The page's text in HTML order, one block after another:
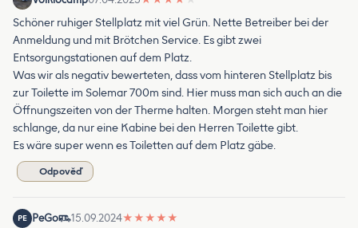
Schöner ruhiger Stellplatz mit viel Grün. Nette Betreiber bei der
Anmeldung und mit Brötchen Service. Es gibt zwei
Entsorgungstationen auf dem Platz.
Was wir als negativ bewerteten, dass vom hinteren Stellplatz bis
zur Toilette im Solemar 700m sind. Hier muss man sich auch an die
Öffnungszeiten von der Therme halten. Morgen steht man hier
schlange, da nur eine Kabine bei den Herren Toilette gibt.
Es wäre super wenn es Toiletten auf dem Platz gäbe.
Odpověď
PE PeGo 15.09.2024★ ★ ★ ★ ★